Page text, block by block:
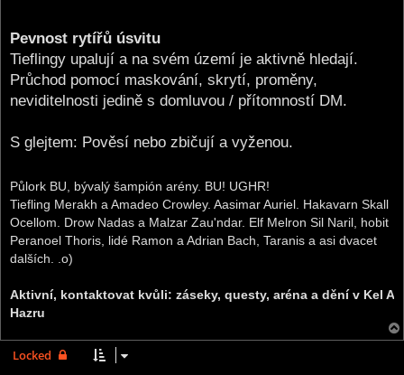
Pevnost rytířů úsvitu
Tieflingy upalují a na svém území je aktivně hledají.
Průchod pomocí maskování, skrytí, proměny,
neviditelnosti jedině s domluvou / přítomností DM.
S glejtem: Pověsí nebo zbičují a vyženou.
Půlork BU, bývalý šampión arény. BU! UGHR!
Tiefling Merakh a Amadeo Crowley. Aasimar Auriel. Hakavarn Skall
Ocellom. Drow Nadas a Malzar Zau'ndar. Elf Melron Sil Naril, hobit
Peranoel Thoris, lidé Ramon a Adrian Bach, Taranis a asi dvacet
dalších. .o)
Aktivní, kontaktovat kvůli: záseky, questy, aréna a dění v Kel A
Hazru
Locked